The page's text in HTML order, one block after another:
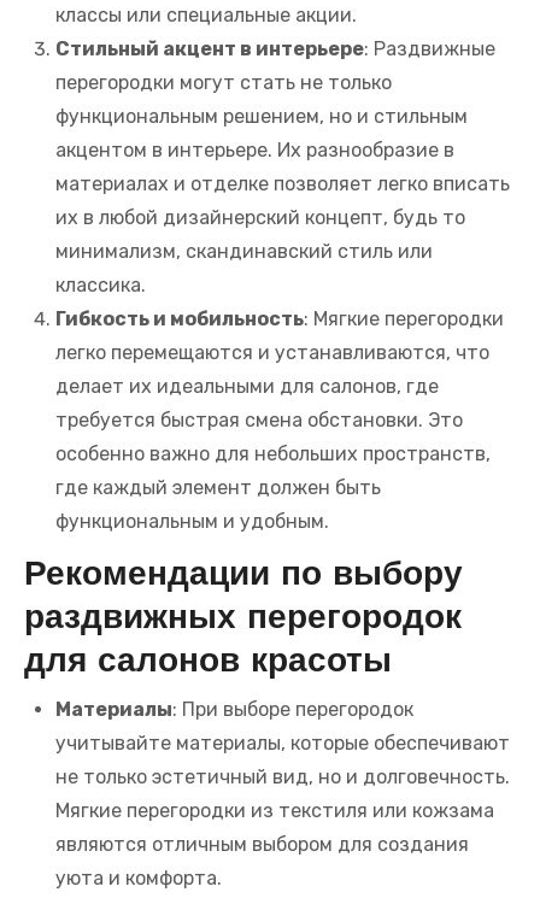
классы или специальные акции.
Стильный акцент в интерьере: Раздвижные
перегородки могут стать не только
функциональным решением, но и стильным
акцентом в интерьере. Их разнообразие в
материалах и отделке позволяет легко вписать
их в любой дизайнерский концепт, будь то
минимализм, скандинавский стиль или
классика.
Гибкость и мобильность: Мягкие перегородки
легко перемещаются и устанавливаются, что
делает их идеальными для салонов, где
требуется быстрая смена обстановки. Это
особенно важно для небольших пространств,
где каждый элемент должен быть
функциональным и удобным.
Рекомендации по выбору
раздвижных перегородок
для салонов красоты
Материалы: При выборе перегородок
учитывайте материалы, которые обеспечивают
не только эстетичный вид, но и долговечность.
Мягкие перегородки из текстиля или кожзама
являются отличным выбором для создания
уюта и комфорта.